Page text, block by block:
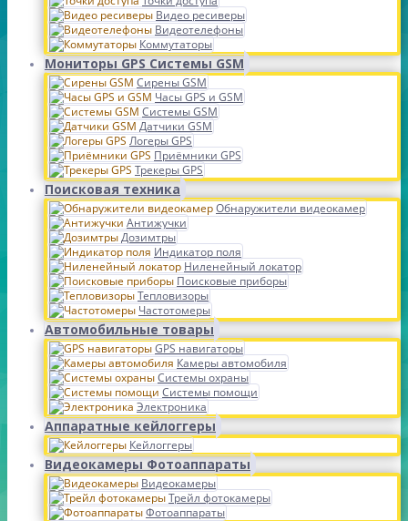
Видео ресиверы
Видеотелефоны
Коммутаторы
Мониторы GPS Системы GSM
Сирены GSM
Часы GPS и GSM
Системы GSM
Датчики GSM
Логеры GPS
Приёмники GPS
Трекеры GPS
Поисковая техника
Обнаружители видеокамер
Антижучки
Дозимтры
Индикатор поля
Ниленейный локатор
Поисковые приборы
Тепловизоры
Частотомеры
Автомобильные товары
GPS навигаторы
Камеры автомобиля
Системы охраны
Системы помощи
Электроника
Аппаратные кейлоггеры
Кейлоггеры
Видеокамеры Фотоаппараты
Видеокамеры
Трейл фотокамеры
Фотоаппараты